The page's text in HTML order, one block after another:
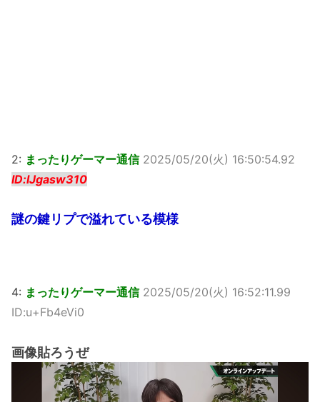
2: まったりゲーマー通信 2025/05/20(火) 16:50:54.92
ID:lJgasw310
謎の鍵リプで溢れている模様
4: まったりゲーマー通信 2025/05/20(火) 16:52:11.99
ID:u+Fb4eVi0
画像貼ろうぜ